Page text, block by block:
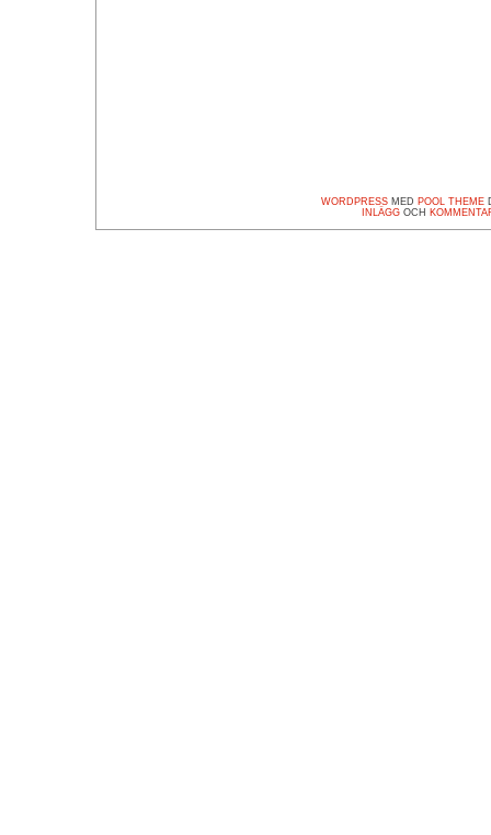
WORDPRESSMED POOL THEME
INLÄGGOCH